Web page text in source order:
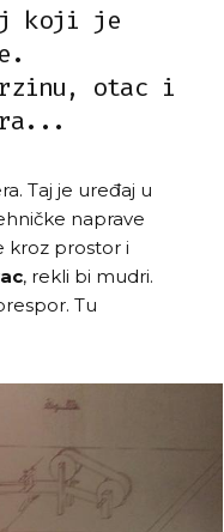
koji je
otac i
Taj je uređaj u
naprave
kroz prostor i
, rekli bi mudri.
Tu